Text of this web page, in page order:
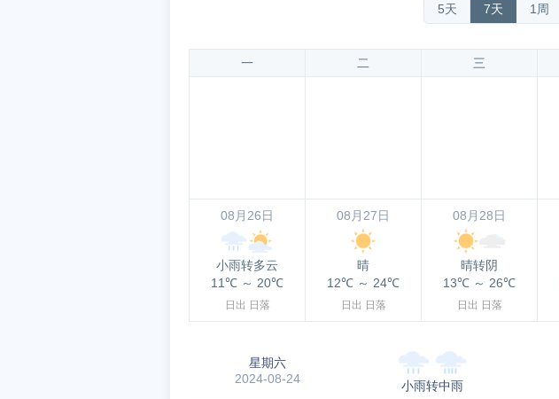
5天 7天 1周
一 二 三
08月26日
小雨转多云
11℃ ～ 20℃
日出 日落
08月27日
晴
12℃ ～ 24℃
日出 日落
08月28日
晴转阴
13℃ ～ 26℃
日出 日落
星期六
2024-08-24
小雨转中雨